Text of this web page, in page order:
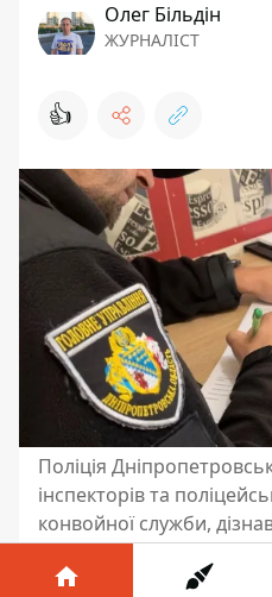
Олег Більдін
ЖУРНАЛІСТ
👍
Поліція
інспекторів та
конвойної служби,
інших співробітників